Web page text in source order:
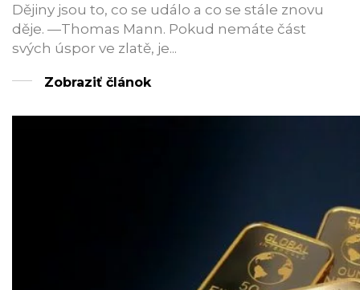
Dějiny jsou to, co se událo a co se stále znovu
děje. —Thomas Mann. Pokud nemáte část
svých úspor ve zlatě, je...
Zobraziť článok